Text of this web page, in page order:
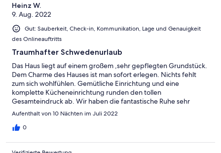
Heinz W.
9. Aug. 2022
Gut: Sauberkeit, Check-in, Kommunikation, Lage und Genauigkeit
des Onlineauftritts
Traumhafter Schwedenurlaub
Das Haus liegt auf einem großem ,sehr gepflegten Grundstück.
Dem Charme des Hauses ist man sofort erlegen. Nichts fehlt
zum sich wohlfühlen. Gemütliche Einrichtung und eine
komplette Kücheneinrichtung runden den tollen
Gesamteindruck ab. Wir haben die fantastische Ruhe sehr
genossen. Ein echtes Zuhause von Anfang an. Wir kommen
Aufenthalt von 10 Nächten im Juli 2022
0